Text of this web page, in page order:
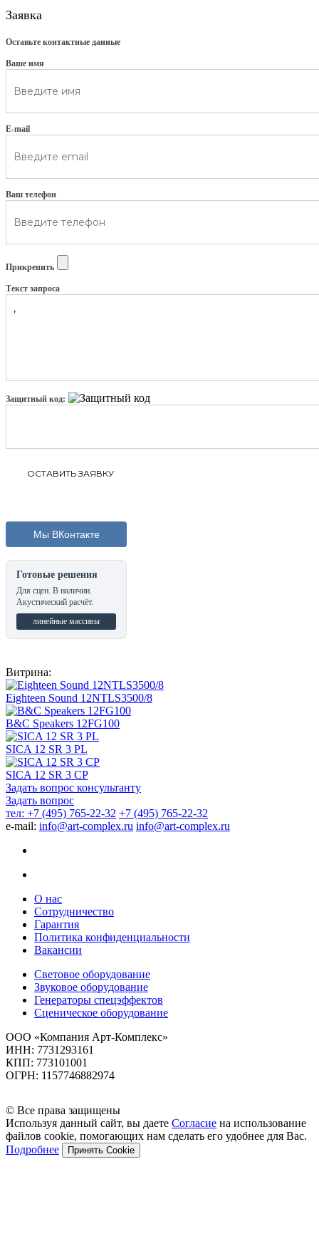
Заявка
Оставьте контактные данные
Ваше имя
E-mail
Ваш телефон
Прикрепить
Текст запроса
Защитный код:
Мы ВКонтакте
Готовые решения
Для сцен. В наличии.
Акустический расчёт.
линейные массивы
Витрина:
Eighteen Sound 12NTLS3500/8
B&C Speakers 12FG100
SICA 12 SR 3 PL
SICA 12 SR 3 CP
Задать вопрос консультанту
Задать вопрос
тел: +7 (495) 765-22-32 +7 (495) 765-22-32
e-mail: info@art-complex.ru info@art-complex.ru
О нас
Сотрудничество
Гарантия
Политика конфиденциальности
Вакансии
Световое оборудование
Звуковое оборудование
Генераторы спецэффектов
Сценическое оборудование
ООО «Компания Арт-Комплекс»
ИНН: 7731293161
КПП: 773101001
ОГРН: 1157746882974
© Все права защищены
Используя данный сайт, вы даете Согласие на использование
файлов cookie, помогающих нам сделать его удобнее для Вас.
Подробнее
Принять Cookie